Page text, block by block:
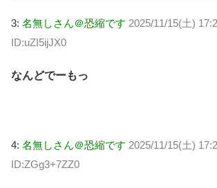
3: 名無しさん＠恐縮です 2025/11/15(土)
ID:uZI5ijJX0
なんどでーもっ
4: 名無しさん＠恐縮です 2025/11/15(土)
ID:ZGg3+7ZZ0